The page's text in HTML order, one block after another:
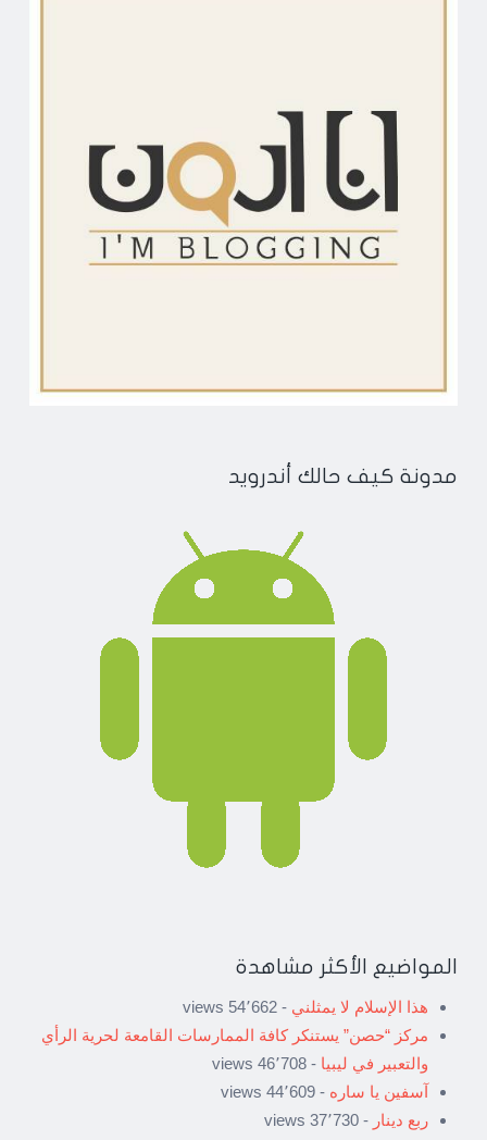
مدونة كيف حالك أندرويد
المواضيع الأكثر مشاهدة
هذا الإسلام لا يمثلني - 54٬662 views
مركز “حصن” يستنكر كافة الممارسات القامعة لحرية الرأي
والتعبير في ليبيا - 46٬708 views
آسفين يا ساره - 44٬609 views
ربع دينار - 37٬730 views